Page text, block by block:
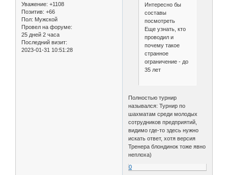
Уважение: +1108
Позитив: +66
Пол: Мужской
Провел на форуме:
25 дней 2 часа
Последний визит:
2023-01-31 10:51:28
Интересно бы
составы
посмотреть
Еще узнать, кто
проводил и
почему такое
странное
ограничение - до
35 лет
Полностью турнир
назывался: Турнир по
шахматам среди молодых
сотрудников предприятий,
видимо где-то здесь нужно
искать ответ, хотя версия
Тренера блондинок тоже явно
неплоха)
0